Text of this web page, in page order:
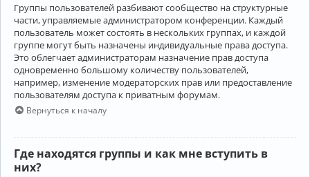
Группы пользователей разбивают сообщество на структурные
части, управляемые администратором конференции. Каждый
пользователь может состоять в нескольких группах, и каждой
группе могут быть назначены индивидуальные права доступа.
Это облегчает администраторам назначение прав доступа
одновременно большому количеству пользователей,
например, изменение модераторских прав или предоставление
пользователям доступа к приватным форумам.
Вернуться к началу
Где находятся группы и как мне вступить в
них?